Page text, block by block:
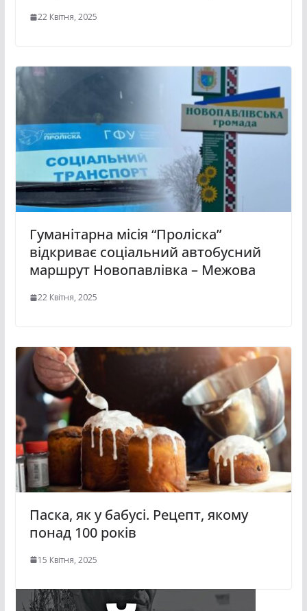
22 Квітня, 2025
Гуманітарна місія “Проліска”
відкриває соціальний автобусний
маршрут Новопавлівка – Межова
22 Квітня, 2025
Паска, як у бабусі. Рецепт, якому
понад 100 років
15 Квітня, 2025